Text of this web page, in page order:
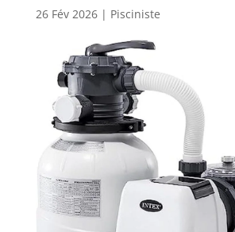
26 Fév 2026| Pisciniste